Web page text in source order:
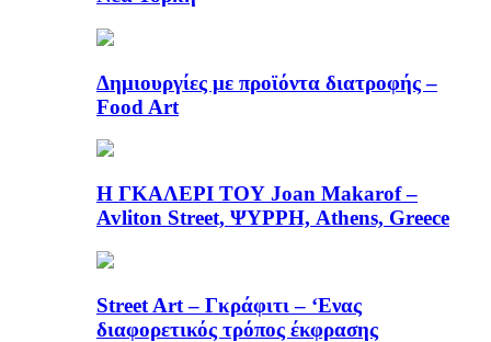
Δημιουργίες με προϊόντα διατροφής –
Food Art
Η ΓΚΑΛΕΡΙ ΤΟΥ Joan Makarof –
Avliton Street, ΨΥΡΡΗ, Athens, Greece
Street Art – Γκράφιτι – ‘Ενας
διαφορετικός τρόπος έκφρασης